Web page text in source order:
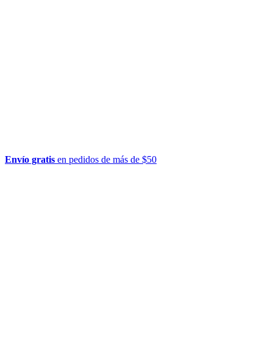
Envío gratis en pedidos de más de $50